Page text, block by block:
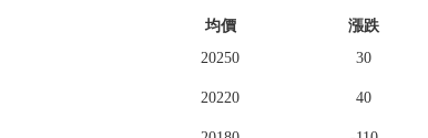
均價 漲跌
20250 30
20220 40